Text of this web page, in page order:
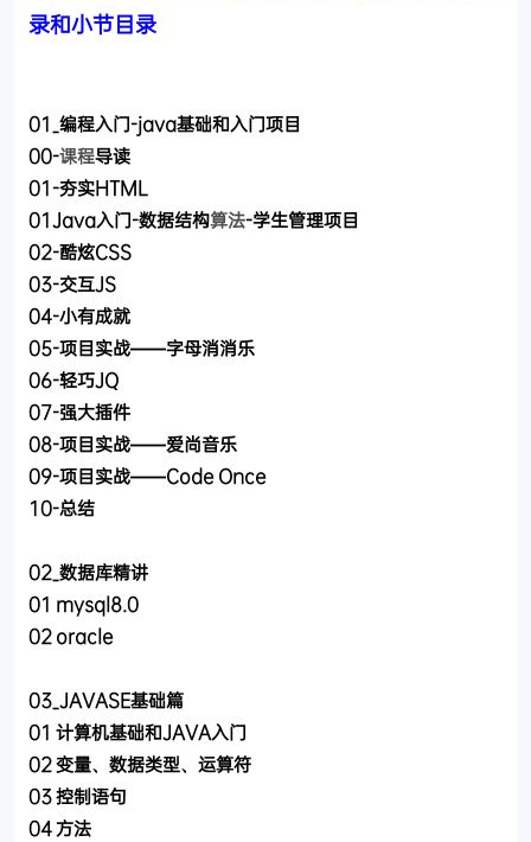
录和小节目录
01_编程入门-java基础和入门项目
00-课程导读
01-夯实HTML
01Java入门-数据结构算法-学生管理项目
02-酷炫CSS
03-交互JS
04-小有成就
05-项目实战——字母消消乐
06-轻巧JQ
07-强大插件
08-项目实战——爱尚音乐
09-项目实战——Code Once
10-总结
02_数据库精讲
01 mysql8.0
02 oracle
03_JAVASE基础篇
01 计算机基础和JAVA入门
02 变量、数据类型、运算符
03 控制语句
04 方法